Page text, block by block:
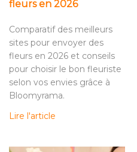
fleurs en 2026
Comparatif des meilleurs
sites pour envoyer des
fleurs en 2026 et conseils
pour choisir le bon fleuriste
selon vos envies grâce à
Bloomyrama.
Lire l'article